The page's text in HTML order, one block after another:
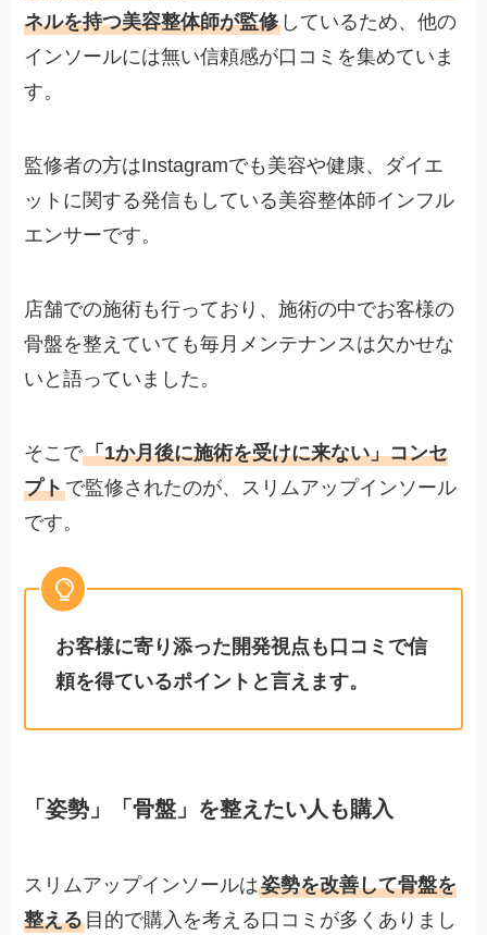
ネルを持つ美容整体師が監修 しているため、他の
インソールには無い信頼感が口コミを集めていま
す。
監修者の方はInstagramでも美容や健康、ダイエ
ットに関する発信もしている美容整体師インフル
エンサーです。
店舗での施術も行っており、施術の中でお客様の
骨盤を整えていても毎月メンテナンスは欠かせな
いと語っていました。
そこで「1か月後に施術を受けに来ない」コンセ
プトで監修されたのが、スリムアップインソール
です。
お客様に寄り添った開発視点も口コミで信
頼を得ているポイントと言えます。
「姿勢」「骨盤」を整えたい人も購入
スリムアップインソールは姿勢を改善して骨盤を
整える目的で購入を考える口コミが多くありまし